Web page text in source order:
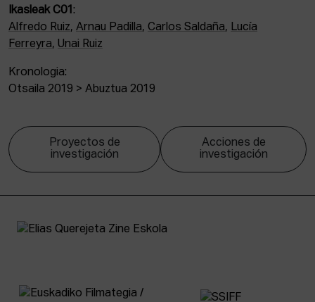
Ikasleak C01 :
Alfredo Ruiz, Arnau Padilla, Carlos Saldaña, Lucía
Ferreyra, Unai Ruiz
Kronologia:
Otsaila 2019 > Abuztua 2019
Proyectos de
investigación
Acciones de
investigación